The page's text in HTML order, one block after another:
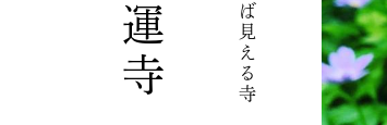
ば
見
え
る
寺
運
寺